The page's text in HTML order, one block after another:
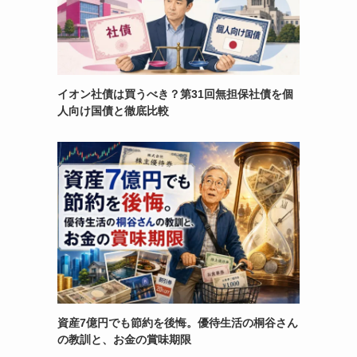
イオン社債は買うべき？第31回無担保社債を個
人向け国債と徹底比較
資産7億円でも節約を後悔。優待生活の桐谷さん
の教訓と、お金の賞味期限